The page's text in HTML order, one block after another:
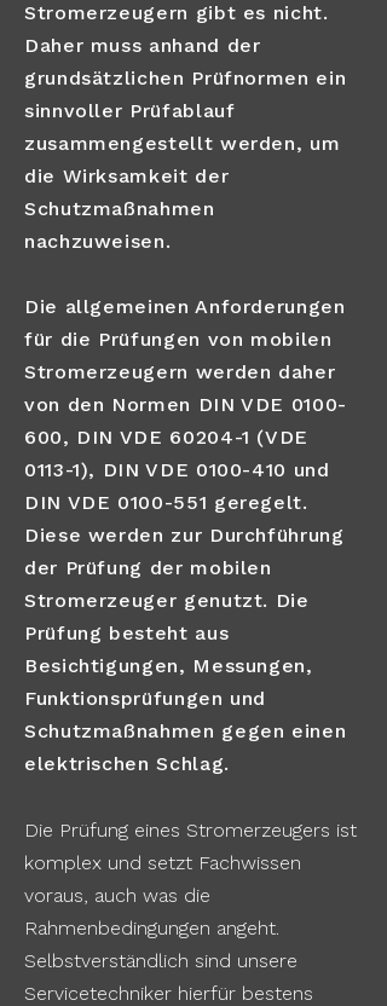
Stromerzeugern gibt es nicht.
Daher muss anhand der
grundsätzlichen Prüfnormen ein
sinnvoller Prüfablauf
zusammengestellt werden, um
die Wirksamkeit der
Schutzmaßnahmen
nachzuweisen.
Die allgemeinen Anforderungen
für die Prüfungen von mobilen
Stromerzeugern werden daher
von den Normen DIN VDE 0100-
600, DIN VDE 60204-1 (VDE
0113-1), DIN VDE 0100-410 und
DIN VDE 0100-551 geregelt.
Diese werden zur Durchführung
der Prüfung der mobilen
Stromerzeuger genutzt. Die
Prüfung besteht aus
Besichtigungen, Messungen,
Funktionsprüfungen und
Schutzmaßnahmen gegen einen
elektrischen Schlag.
Die Prüfung eines Stromerzeugers ist
komplex und setzt Fachwissen
voraus, auch was die
Rahmenbedingungen angeht.
Selbstverständlich sind unsere
Servicetechniker hierfür bestens